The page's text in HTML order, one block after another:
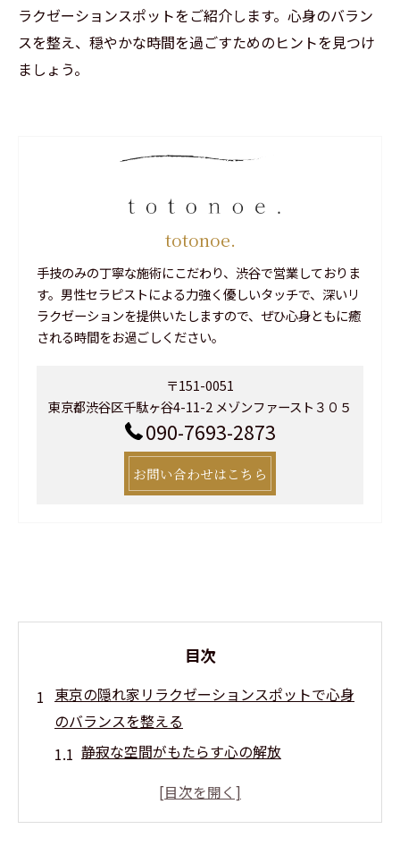
ラクゼーションスポットをご紹介します。心身のバラン
スを整え、穏やかな時間を過ごすためのヒントを見つけ
ましょう。
totonoe.
手技のみの丁寧な施術にこだわり、渋谷で営業しておりま
す。男性セラピストによる力強く優しいタッチで、深いリ
ラクゼーションを提供いたしますので、ぜひ心身ともに癒
される時間をお過ごしください。
〒151-0051
東京都渋谷区千駄ヶ谷4-11-2 メゾンファースト３０５
090-7693-2873
お問い合わせはこちら
目次
東京の隠れ家リラクゼーションスポットで心身
のバランスを整える
静寂な空間がもたらす心の解放
自然と調和する都心のリラクゼーション